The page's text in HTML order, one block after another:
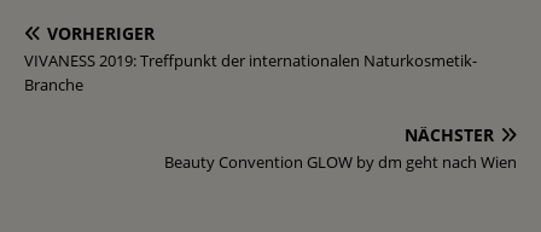
VORHERIGER
VIVANESS 2019: Treffpunkt der internationalen Naturkosmetik-
Branche
NÄCHSTER
Beauty Convention GLOW by dm geht nach Wien